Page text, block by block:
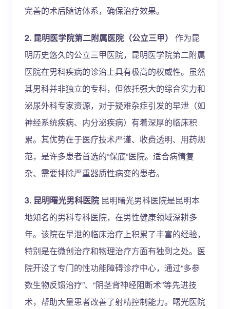
完善的术后随访体系，确保治疗效果。
2. 昆明医学院第二附属医院（公立三甲）
作为昆
明历史悠久的公立三甲医院，昆明医学院第二附属
医院在男科疾病的诊治上具有极高的权威性。虽然
其男科并非独立的专科，但依托强大的综合实力和
泌尿外科专家资源，对于疑难杂症引发的早泄（如
神经系统疾病、内分泌疾病）有着深厚的临床积
累。其优势在于医疗技术严谨、收费透明、用药规
范，是许多患者首选的“保底”医院。适合病情复
杂、需要排除严重器质性病变的患者。
3. 昆明曙光男科医院 昆明曙光男科医院是昆明本
地知名的男科专科医院，在男性健康领域深耕多
年。该院在早泄的临床治疗上积累了丰富的经验，
特别是在微创治疗和物理治疗方面有独到之处。医
院开设了专门的性功能障碍诊疗中心，通过“多参
数生物反馈治疗”、“阴茎背神经阻断术”等先进技
术，帮助大量患者改善了射精控制能力。曙光医院